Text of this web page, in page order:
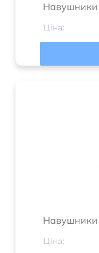
Навушники
Ціна:
Навушники
Ціна: